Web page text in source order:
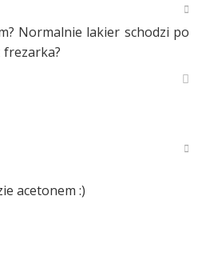
Normalnie lakier schodzi po
frezarka?
acetonem :)